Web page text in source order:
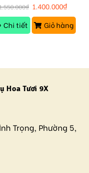
₫ 1.400.000₫
Chi tiết
Giỏ hàng
Hoa Tươi 9X
Trọng, Phường 5,